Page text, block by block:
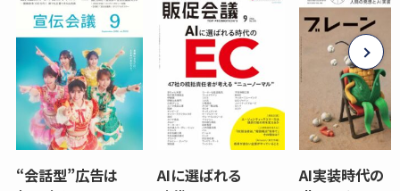
“会話型”広告は
AIに選ばれる
AI実装時代の